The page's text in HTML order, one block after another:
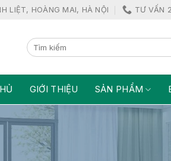
LIỆT, HOÀNG MAI, HÀ NỘI TƯ VẤN
GIỚI THIỆU SẢN PHẨM